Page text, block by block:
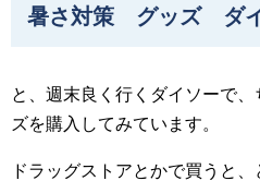
暑さ対策 グッズ ダ
と、週末良く行くダイソーで
ズを購入してみています。
ドラッグストアとかで買うと